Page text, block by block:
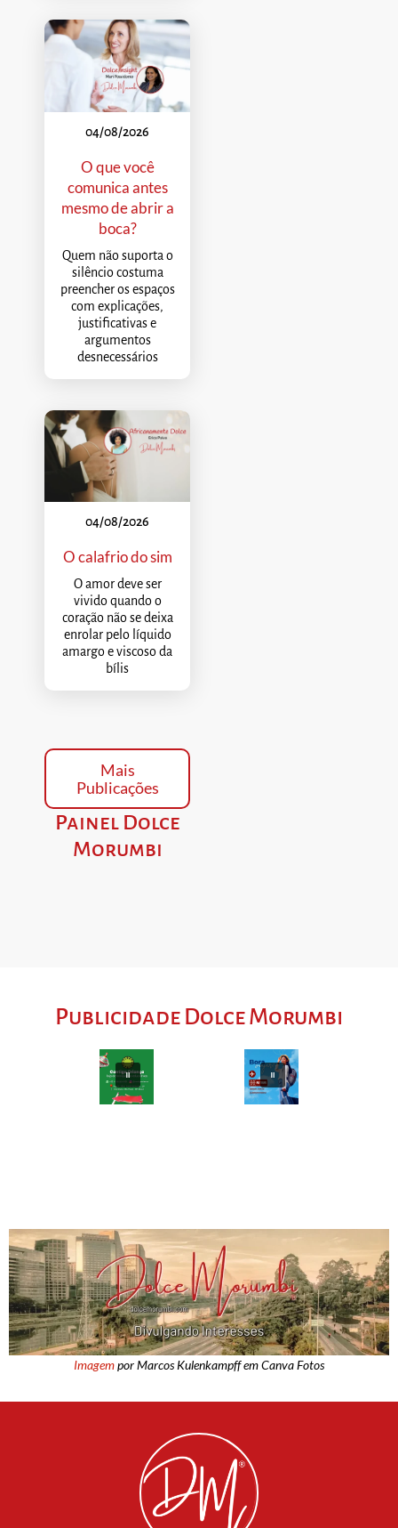
04/08/2026
O que você
comunica antes
mesmo de abrir a
boca?
Quem não suporta o
silêncio costuma
preencher os espaços
com explicações,
justificativas e
argumentos
desnecessários
04/08/2026
O calafrio do sim
O amor deve ser
vivido quando o
coração não se deixa
enrolar pelo líquido
amargo e viscoso da
bílis
Mais
Publicações
Painel Dolce
Morumbi
Publicidade Dolce Morumbi
Imagempor Marcos Kulenkampff em Canva Fotos